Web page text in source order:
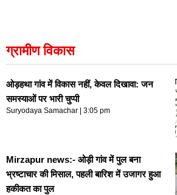
ग्रामीण विकास
ओड़हथा गांव में विकास नहीं, केवल दिखावा: जन
समस्याओं पर भारी चुप्पी
Suryodaya Samachar 3:05 pm
Mirzapur news:- ओड़ी गांव में पुल बना
भ्रष्टाचार की मिसाल, पहली बारिश में उजागर हुआ
हकीकत का पुल